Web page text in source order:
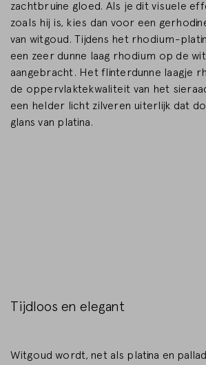
zachtbruine gloed. Als je dit visuele
zoals hij is, kies dan voor een
van witgoud. Tijdens het rhodium-
een zeer dunne laag rhodium op de
aangebracht. Het flinterdunne laagje
de oppervlaktekwaliteit van het
een helder licht zilveren uiterlijk dat
glans van platina.
Tijdloos en elegant
Witgoud wordt, net als platina en